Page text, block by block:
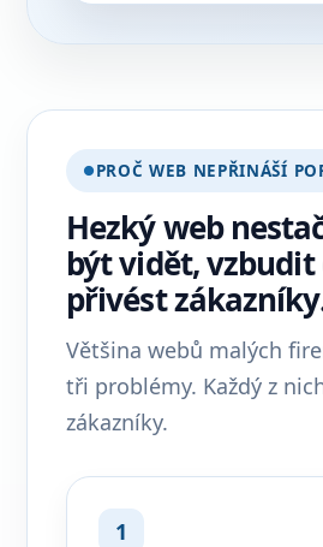
PROČ WEB NEPŘINÁŠÍ
Hezký web
být vidět,
přivést
Většina webů malých
tři problémy. Každý z
zákazníky.
1